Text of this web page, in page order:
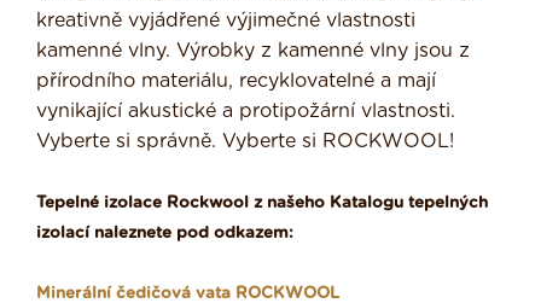
kreativně vyjádřené výjimečné vlastnosti
kamenné vlny. Výrobky z kamenné vlny jsou z
přírodního materiálu, recyklovatelné a mají
vynikající akustické a protipožární vlastnosti.
Vyberte si správně. Vyberte si ROCKWOOL!
Tepelné izolace Rockwool z našeho Katalogu tepelných
izolací naleznete pod odkazem:
Minerální čedičová vata ROCKWOOL